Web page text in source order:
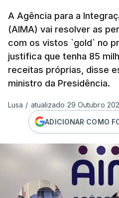
A Agência para a
(AIMA) vai resolver as
com os vistos `gold` no
justifica que tenha 85
receitas próprias, disse
ministro da Presidência.
Lusa / atualizado 29 Outubro
ADICIONAR COMO